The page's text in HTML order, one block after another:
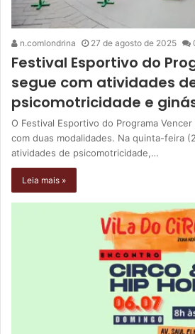
n.comlondrina 27 de agosto de 2025
Festival Esportivo do
segue com atividades
psicomotricidade e
O Festival Esportivo do Programa
com duas modalidades. Na quinta-feira
atividades de psicomotricidade,…
Leia mais »